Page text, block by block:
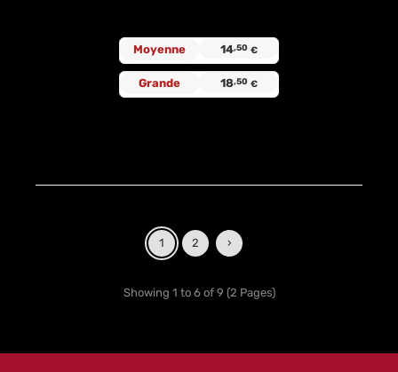
Moyenne 14,50 €
Grande 18,50 €
1 2 ›
Showing 1 to 6 of 9 (2 Pages)